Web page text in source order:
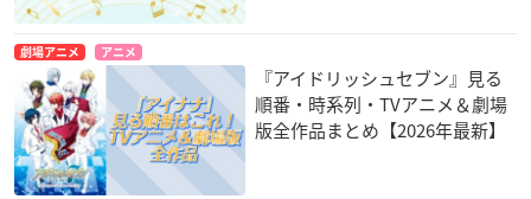
劇場アニメ アニメ
『アイドリッシュセブン』見る
順番・時系列・TVアニメ＆劇場
版全作品まとめ【2026年最新】